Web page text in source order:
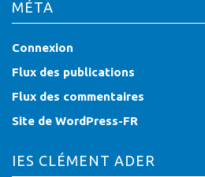
MÉTA
Connexion
Flux des publications
Flux des commentaires
Site de WordPress-FR
IES CLÉMENT ADER